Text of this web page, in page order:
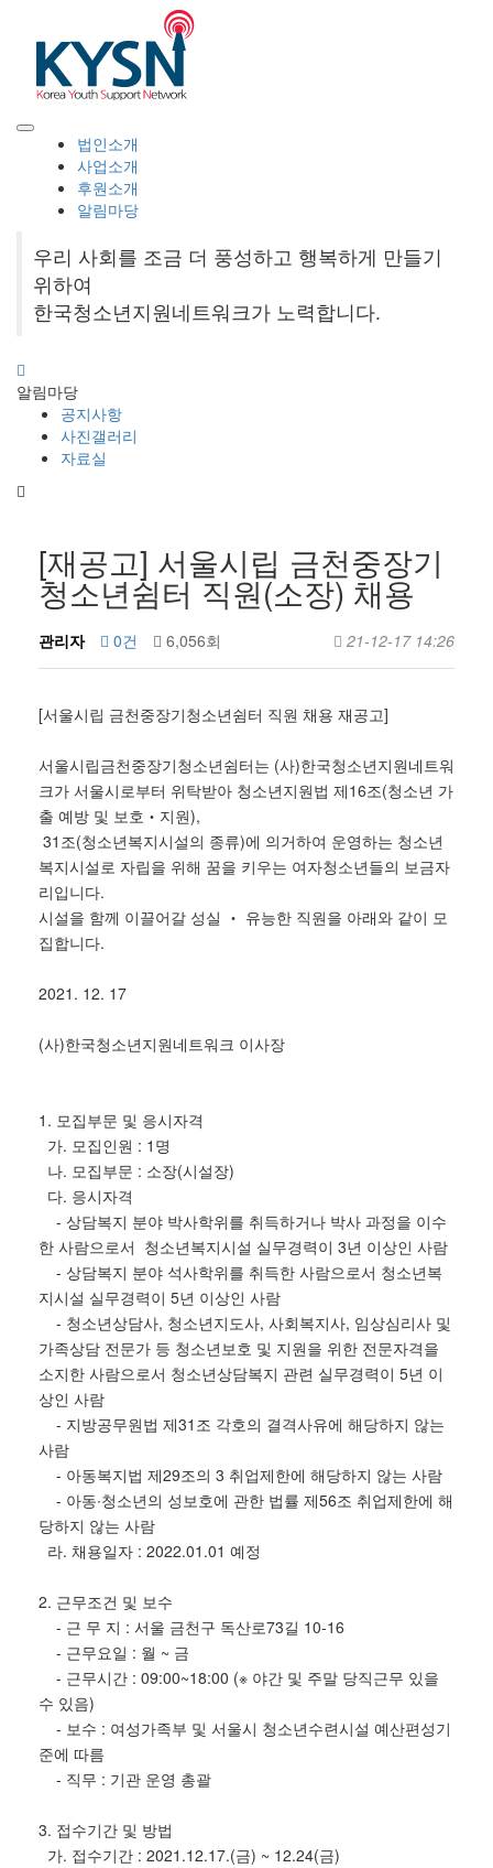
법인소개
사업소개
후원소개
알림마당
우리 사회를 조금 더 풍성하고 행복하게 만들기
위하여
한국청소년지원네트워크가 노력합니다.
알림마당
공지사항
사진갤러리
자료실
[재공고] 서울시립 금천중장기
청소년쉼터 직원(소장) 채용
관리자 0건 6,056회 21-12-17 14:26
[서울시립 금천중장기청소년쉼터 직원 채용 재공고]
서울시립금천중장기청소년쉼터는 (사)한국청소년지원네트워
크가 서울시로부터 위탁받아 청소년지원법 제16조(청소년 가
출 예방 및 보호‧지원),
31조(청소년복지시설의 종류)에 의거하여 운영하는 청소년
복지시설로 자립을 위해 꿈을 키우는 여자청소년들의 보금자
리입니다.
시설을 함께 이끌어갈 성실 ‧ 유능한 직원을 아래와 같이 모
집합니다.
2021. 12. 17
(사)한국청소년지원네트워크 이사장
1. 모집부문 및 응시자격
가. 모집인원 : 1명
나. 모집부문 : 소장(시설장)
다. 응시자격
- 상담복지 분야 박사학위를 취득하거나 박사 과정을 이수
한 사람으로서 청소년복지시설 실무경력이 3년 이상인 사람
- 상담복지 분야 석사학위를 취득한 사람으로서 청소년복
지시설 실무경력이 5년 이상인 사람
- 청소년상담사, 청소년지도사, 사회복지사, 임상심리사 및
가족상담 전문가 등 청소년보호 및 지원을 위한 전문자격을
소지한 사람으로서 청소년상담복지 관련 실무경력이 5년 이
상인 사람
- 지방공무원법 제31조 각호의 결격사유에 해당하지 않는
사람
- 아동복지법 제29조의 3 취업제한에 해당하지 않는 사람
- 아동∙청소년의 성보호에 관한 법률 제56조 취업제한에 해
당하지 않는 사람
라. 채용일자 : 2022.01.01 예정
2. 근무조건 및 보수
- 근 무 지 : 서울 금천구 독산로73길 10-16
- 근무요일 : 월 ~ 금
- 근무시간 : 09:00~18:00 (※ 야간 및 주말 당직근무 있을
수 있음)
- 보수 : 여성가족부 및 서울시 청소년수련시설 예산편성기
준에 따름
- 직무 : 기관 운영 총괄
3. 접수기간 및 방법
가. 접수기간 : 2021.12.17.(금) ~ 12.24(금)